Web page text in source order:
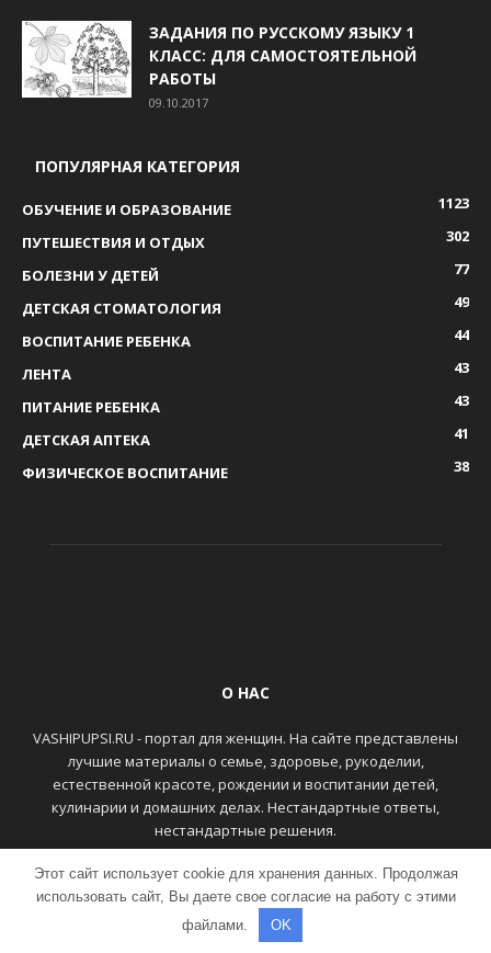
ЗАДАНИЯ ПО РУССКОМУ ЯЗЫКУ 1
КЛАСС: ДЛЯ САМОСТОЯТЕЛЬНОЙ
РАБОТЫ
09.10.2017
ПОПУЛЯРНАЯ КАТЕГОРИЯ
ОБУЧЕНИЕ И ОБРАЗОВАНИЕ
1123
ПУТЕШЕСТВИЯ И ОТДЫХ
302
БОЛЕЗНИ У ДЕТЕЙ
77
ДЕТСКАЯ СТОМАТОЛОГИЯ
49
ВОСПИТАНИЕ РЕБЕНКА
44
ЛЕНТА
43
ПИТАНИЕ РЕБЕНКА
43
ДЕТСКАЯ АПТЕКА
41
ФИЗИЧЕСКОЕ ВОСПИТАНИЕ
38
О НАС
VASHIPUPSI.RU - портал для женщин. На сайте представлены
лучшие материалы о семье, здоровье, рукоделии,
естественной красоте, рождении и воспитании детей,
кулинарии и домашних делах. Нестандартные ответы,
нестандартные решения.
ГЛАВНАЯ КОНТАКТЫ
© VASHIPUPSI.RU - Женский портал
Этот сайт использует cookie для хранения данных. Продолжая
использовать сайт, Вы даете свое согласие на работу с этими
файлами.
OK